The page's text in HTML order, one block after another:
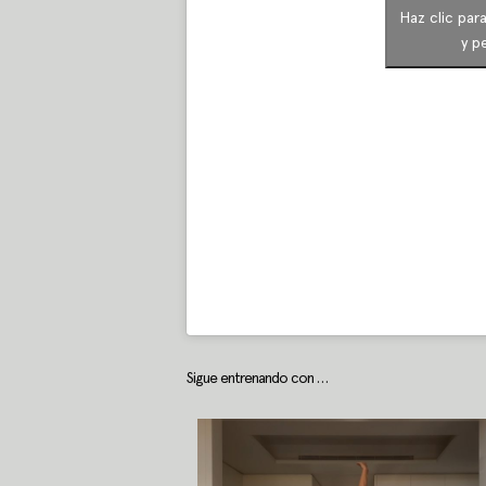
Haz clic
y
Sigue entrenando con …